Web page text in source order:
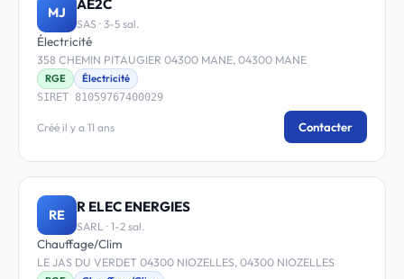
MJ AE2C
SAS · 3-5 sal.
Électricité
358 CHEMIN PITAUGIER 04300 MANE, 04300 MANE
RGE
Électricité
SIRET 81059767400029
Créé il y a 11 ans Contacter
RE R ELEC ENERGIES
SARL · 1-2 sal.
Chauffage/Clim
LE JAS DU VERDET 04300 NIOZELLES, 04300 NIOZELLES